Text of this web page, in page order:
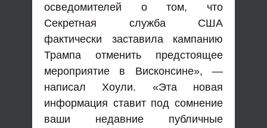
осведомителей о том, что
Секретная служба США
фактически заставила кампанию
Трампа отменить предстоящее
мероприятие в Висконсине», —
написал Хоули. «Эта новая
информация ставит под сомнение
ваши недавние публичные